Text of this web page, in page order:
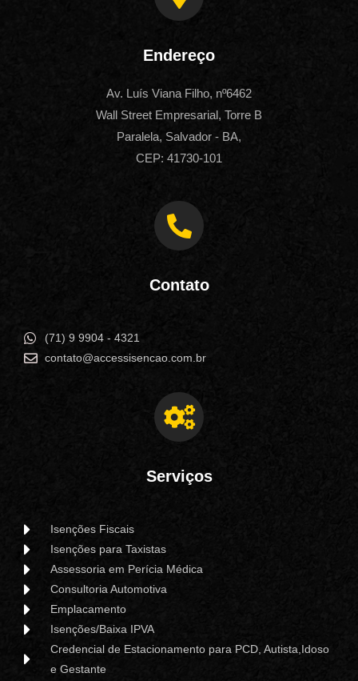
Endereço
Av. Luís Viana Filho, nº6462
Wall Street Empresarial, Torre B
Paralela, Salvador - BA,
CEP: 41730-101
Contato
(71) 9 9904 - 4321
contato@accessisencao.com.br
Serviços
Isenções Fiscais
Isenções para Taxistas
Assessoria em Perícia Médica
Consultoria Automotiva
Emplacamento
Isenções/Baixa IPVA
Credencial de Estacionamento para PCD, Autista,Idoso
e Gestante